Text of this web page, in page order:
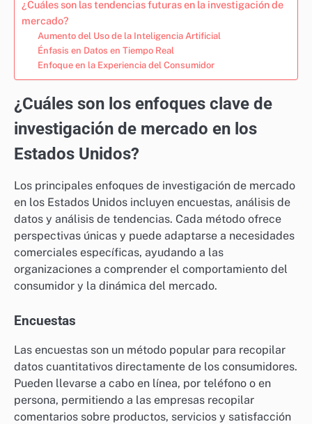
¿Cuáles son las tendencias futuras en la investigación de
mercado?
Aumento del Uso de la Inteligencia Artificial
Énfasis en Datos en Tiempo Real
Enfoque en la Experiencia del Consumidor
¿Cuáles son los enfoques clave de
investigación de mercado en los
Estados Unidos?
Los principales enfoques de investigación de mercado
en los Estados Unidos incluyen encuestas, análisis de
datos y análisis de tendencias. Cada método ofrece
perspectivas únicas y puede adaptarse a necesidades
comerciales específicas, ayudando a las
organizaciones a comprender el comportamiento del
consumidor y la dinámica del mercado.
Encuestas
Las encuestas son un método popular para recopilar
datos cuantitativos directamente de los consumidores.
Pueden llevarse a cabo en línea, por teléfono o en
persona, permitiendo a las empresas recopilar
comentarios sobre productos, servicios y satisfacción